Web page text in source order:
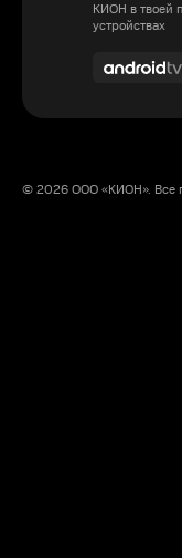
КИОН в твоей
устройствах
© 2026 ООО «КИОН». Все